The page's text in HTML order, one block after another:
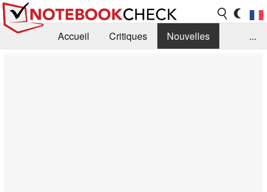
Accueil Critiques
Nouvelles
...